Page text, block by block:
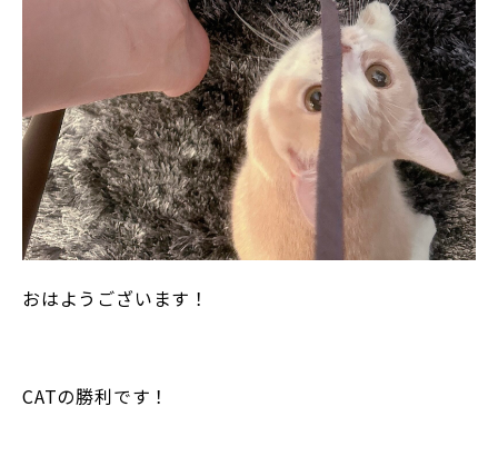
おはようございます！
CATの勝利です！